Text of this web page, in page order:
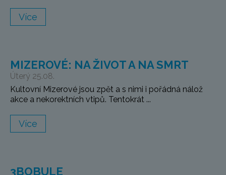
Více
MIZEROVÉ: NA ŽIVOT A NA SMRT
Úterý 25.08.
Kultovní Mizerové jsou zpět a s nimi i pořádná nálož
akce a nekorektních vtipů. Tentokrát ...
Více
3BOBULE